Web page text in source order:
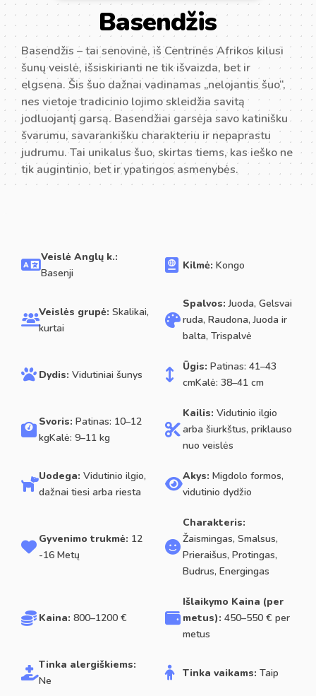
Basendžis
Basendžis – tai senovinė, iš Centrinės Afrikos kilusi
šunų veislė, išsiskirianti ne tik išvaizda, bet ir
elgsena. Šis šuo dažnai vadinamas „nelojantis šuo“,
nes vietoje tradicinio lojimo skleidžia savitą
jodluojantį garsą. Basendžiai garsėja savo katinišku
švarumu, savarankišku charakteriu ir nepaprastu
judrumu. Tai unikalus šuo, skirtas tiems, kas ieško ne
tik augintinio, bet ir ypatingos asmenybės.
Veislė Anglų k.:
Basenji
Kilmė: Kongo
Veislės grupė: Skalikai,
kurtai
Spalvos: Juoda, Gelsvai
ruda, Raudona, Juoda ir
balta, Trispalvė
Dydis: Vidutiniai šunys
Ūgis: Patinas: 41–43
cmKalė: 38–41 cm
Svoris: Patinas: 10–12
kgKalė: 9–11 kg
Kailis: Vidutinio ilgio
arba šiurkštus, priklauso
nuo veislės
Uodega: Vidutinio ilgio,
dažnai tiesi arba riesta
Akys: Migdolo formos,
vidutinio dydžio
Gyvenimo trukmė: 12
-16 Metų
Charakteris:
Žaismingas, Smalsus,
Prieraišus, Protingas,
Budrus, Energingas
Kaina: 800–1200 €
Išlaikymo Kaina (per
metus): 450–550 € per
metus
Tinka alergiškiems:
Ne
Tinka vaikams: Taip